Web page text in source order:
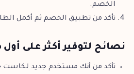
الخصم.
تأكد من تطبيق الخصم ثم أكمل
نصائح لتوفير أكثر على
تأكد من أنك مستخدم جديد لـكاست